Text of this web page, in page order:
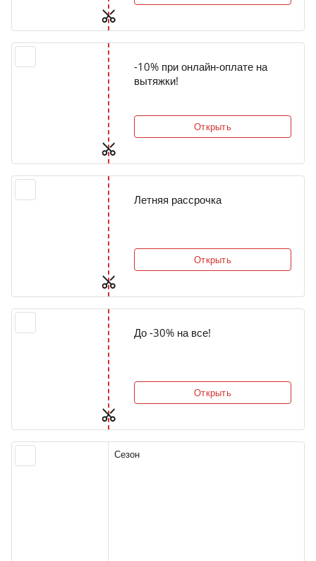
-10% при онлайн-оплате на
вытяжки!
Открыть
Летняя рассрочка
Открыть
До -30% на все!
Открыть
Сезон